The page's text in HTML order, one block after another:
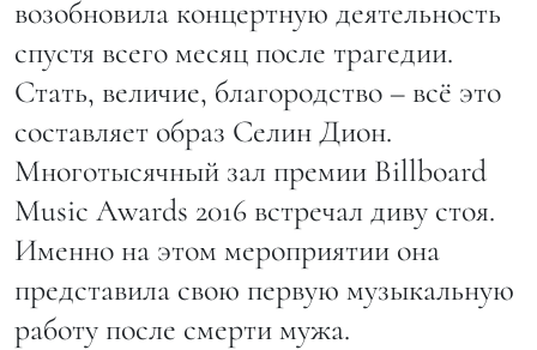
возобновила концертную деятельность
спустя всего месяц после трагедии.
Стать, величие, благородство – всё это
составляет образ Селин Дион.
Многотысячный зал премии Billboard
Music Awards 2016 встречал диву стоя.
Именно на этом мероприятии она
представила свою первую музыкальную
работу после смерти мужа.